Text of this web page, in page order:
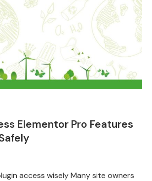
Elementor Pro Features
access wisely Many site owners